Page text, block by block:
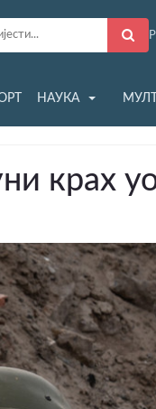
НАУКА
крах